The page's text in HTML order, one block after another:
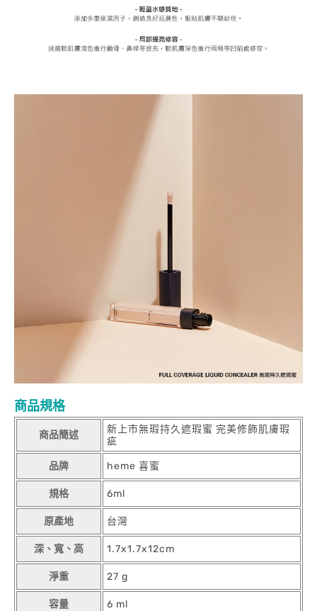
商品規格
商品簡述
新上市無瑕持久遮瑕蜜 完美修飾肌膚瑕
疵
品牌 heme 喜蜜
規格 6ml
原產地 台灣
深、寬、高 1.7x1.7x12cm
淨重 27 g
容量 6 ml